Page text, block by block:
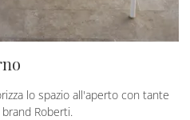
lo spazio all'aperto con tante
Roberti.